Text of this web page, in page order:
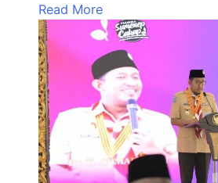
Read More